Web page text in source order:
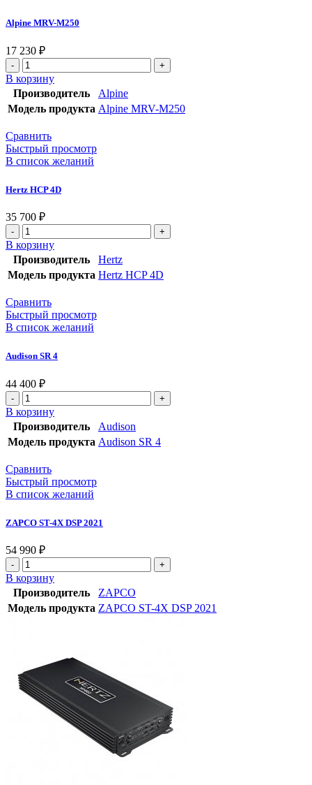
Alpine MRV-M250
17 230 ₽
В корзину
Производитель
Alpine
Модель продукта Alpine MRV-M250
Сравнить
Быстрый просмотр
В список желаний
Hertz HCP 4D
35 700 ₽
В корзину
Производитель
Hertz
Модель продукта Hertz HCP 4D
Сравнить
Быстрый просмотр
В список желаний
Audison SR 4
44 400 ₽
В корзину
Производитель
Audison
Модель продукта Audison SR 4
Сравнить
Быстрый просмотр
В список желаний
ZAPCO ST-4X DSP 2021
54 990 ₽
В корзину
Производитель
ZAPCO
Модель продукта ZAPCO ST-4X DSP 2021